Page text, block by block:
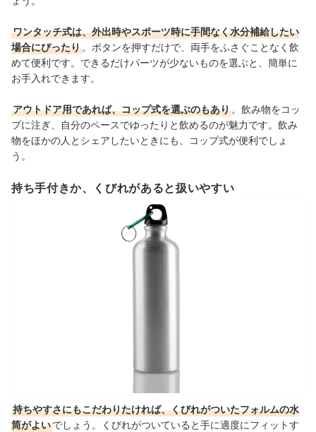
ワンタッチ式は、外出時やスポーツ時に手間なく水分補給したい
場合にぴったり 。ボタンを押すだけで、両手をふさぐことなく飲
めて便利です。できるだけパーツが少ないものを選ぶと、簡単に
お手入れできます。
アウトドア用であれば、コップ式を選ぶのもあり 。飲み物をコッ
プに注ぎ、自分のペースでゆったりと飲めるのが魅力です。飲み
物をほかの人とシェアしたいときにも、コップ式が便利でしょ
う。
持ち手付きか、くびれがあると扱いやすい
持ちやすさにもこだわりたければ、くびれがついたフォルムの水
筒がよいでしょう。くびれがついていると手に適度にフィットす